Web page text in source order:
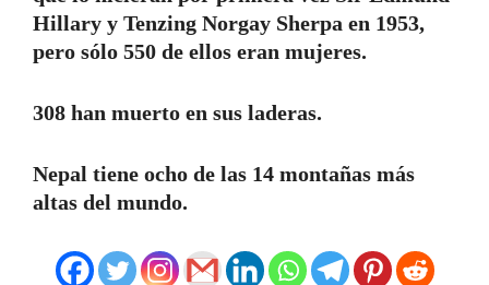
Hillary y Tenzing Norgay Sherpa en 1953,
pero sólo 550 de ellos eran mujeres.
308 han muerto en sus laderas.
Nepal tiene ocho de las 14 montañas más
altas del mundo.